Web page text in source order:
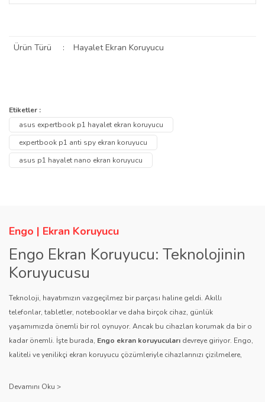
Evet. Ofis, toplantı odası, kütüphane ve benzeri
Ürün Türü
: Hayalet Ekran Koruyucu
Yorum Yaz
konularda yetersiz gördüğünüz noktaları öneri formunu kullanarak
tarafımıza iletebilirsiniz.
Görüş ve önerileriniz için teşekkür ederiz.
Ürün resmi kalitesiz, bozuk veya görüntülenemiyor.
Ürün fiyatı diğer sitelerden daha pahalı.
Bu ürüne benzer farklı alternatifler olmalı.
Gönder
Soru Sor
Etiketler :
asus expertbook p1 hayalet ekran koruyucu
expertbook p1 anti spy ekran koruyucu
asus p1 hayalet nano ekran koruyucu
Engo | Ekran Koruyucu
Engo Ekran Koruyucu: Teknolojinin
Koruyucusu
Teknoloji, hayatımızın vazgeçilmez bir parçası haline geldi. Akıllı
telefonlar, tabletler, notebooklar ve daha birçok cihaz, günlük
yaşamımızda önemli bir rol oynuyor. Ancak bu cihazları korumak da bir o
kadar önemli. İşte burada, Engo ekran koruyucuları devreye giriyor. Engo,
kaliteli ve yenilikçi ekran koruyucu çözümleriyle cihazlarınızı çizilmelere,
sağlıyor.